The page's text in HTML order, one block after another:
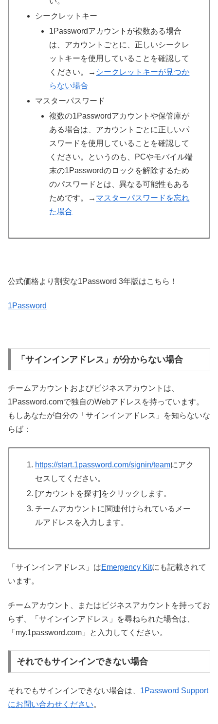
シークレットキー
1Passwordアカウントが複数ある場合
は、アカウントごとに、正しいシークレ
ットキーを使用していることを確認して
ください。→ シークレットキーが見つか
らない場合
マスターパスワード
複数の1Passwordアカウントや保管庫が
ある場合は、アカウントごとに正しいパ
スワードを使用していることを確認して
ください。というのも、PCやモバイル端
末の1Passwordのロックを解除するため
のパスワードとは、異なる可能性もある
ためです。→ マスターパスワードを忘れ
た場合
公式価格より割安な1Password 3年版はこちら！
1Password
「サインインアドレス」が分からない場合
チームアカウントおよびビジネスアカウントは、
1Password.comで独自のWebアドレスを持っています。
もしあなたが自分の「サインインアドレス」を知らないな
らば：
https://start.1password.com/signin/teamにアク
セスしてください。
[アカウントを探す]をクリックします。
チームアカウントに関連付けられているメー
ルアドレスを入力します。
「サインインアドレス」はEmergency Kitにも記載されて
います。
チームアカウント、またはビジネスアカウントを持ってお
らず、「サインインアドレス」を尋ねられた場合は、
「my.1password.com」と入力してください。
それでもサインインできない場合
それでもサインインできない場合は、 1Password Support
にお問い合わせください。